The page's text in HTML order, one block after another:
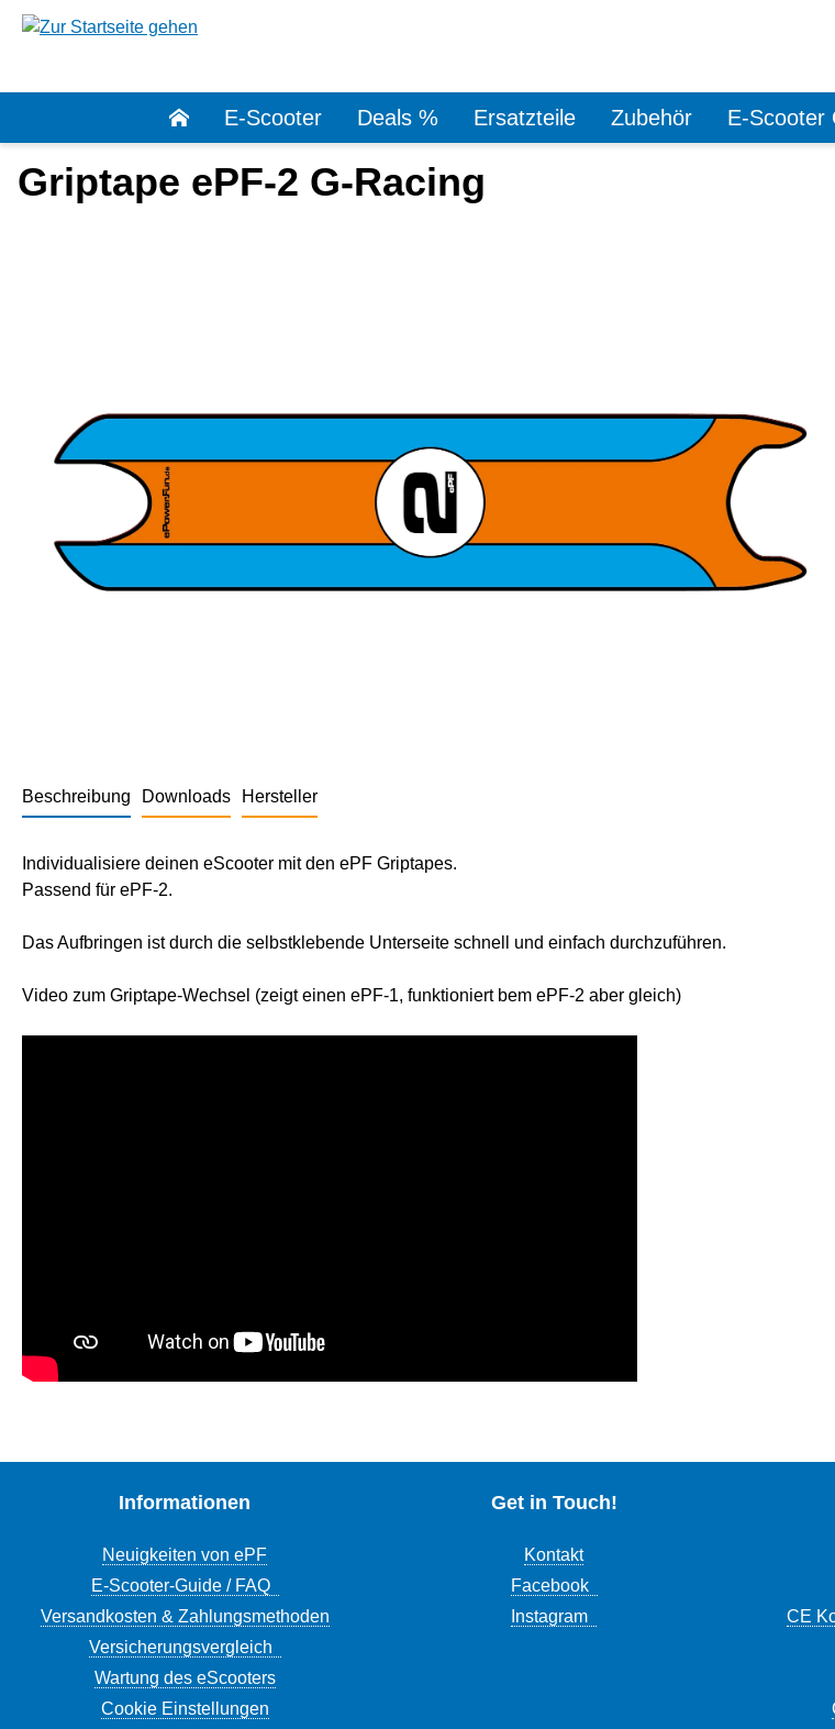
Zur Hauptnavigation springen
E-Scooter Deals % Ersatzteile Zubehör E-Scooter
Griptape ePF-2 G-Racing
Beschreibung Downloads Hersteller
Individualisiere deinen eScooter mit den ePF Griptapes.
Passend für ePF-2.
Das Aufbringen ist durch die selbstklebende Unterseite schnell und einfach durchzuführen.
Video zum Griptape-Wechsel (zeigt einen ePF-1, funktioniert bem ePF-2 aber gleich)
Informationen
Neuigkeiten von ePF
E-Scooter-Guide / FAQ
Versandkosten & Zahlungsmethoden
Versicherungsvergleich
Wartung des eScooters
Cookie Einstellungen
Get in Touch!
Kontakt
Facebook
Instagram
CE